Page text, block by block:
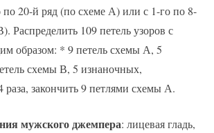
по 20-й ряд (по схеме А) или с 1-го по 8-
Распределить 109 петель узоров с
образом: * 9 петель схемы А, 5
схемы В, 5 изнаночных,
закончить 9 петлями схемы А.
мужского джемпера: лицевая гладь,